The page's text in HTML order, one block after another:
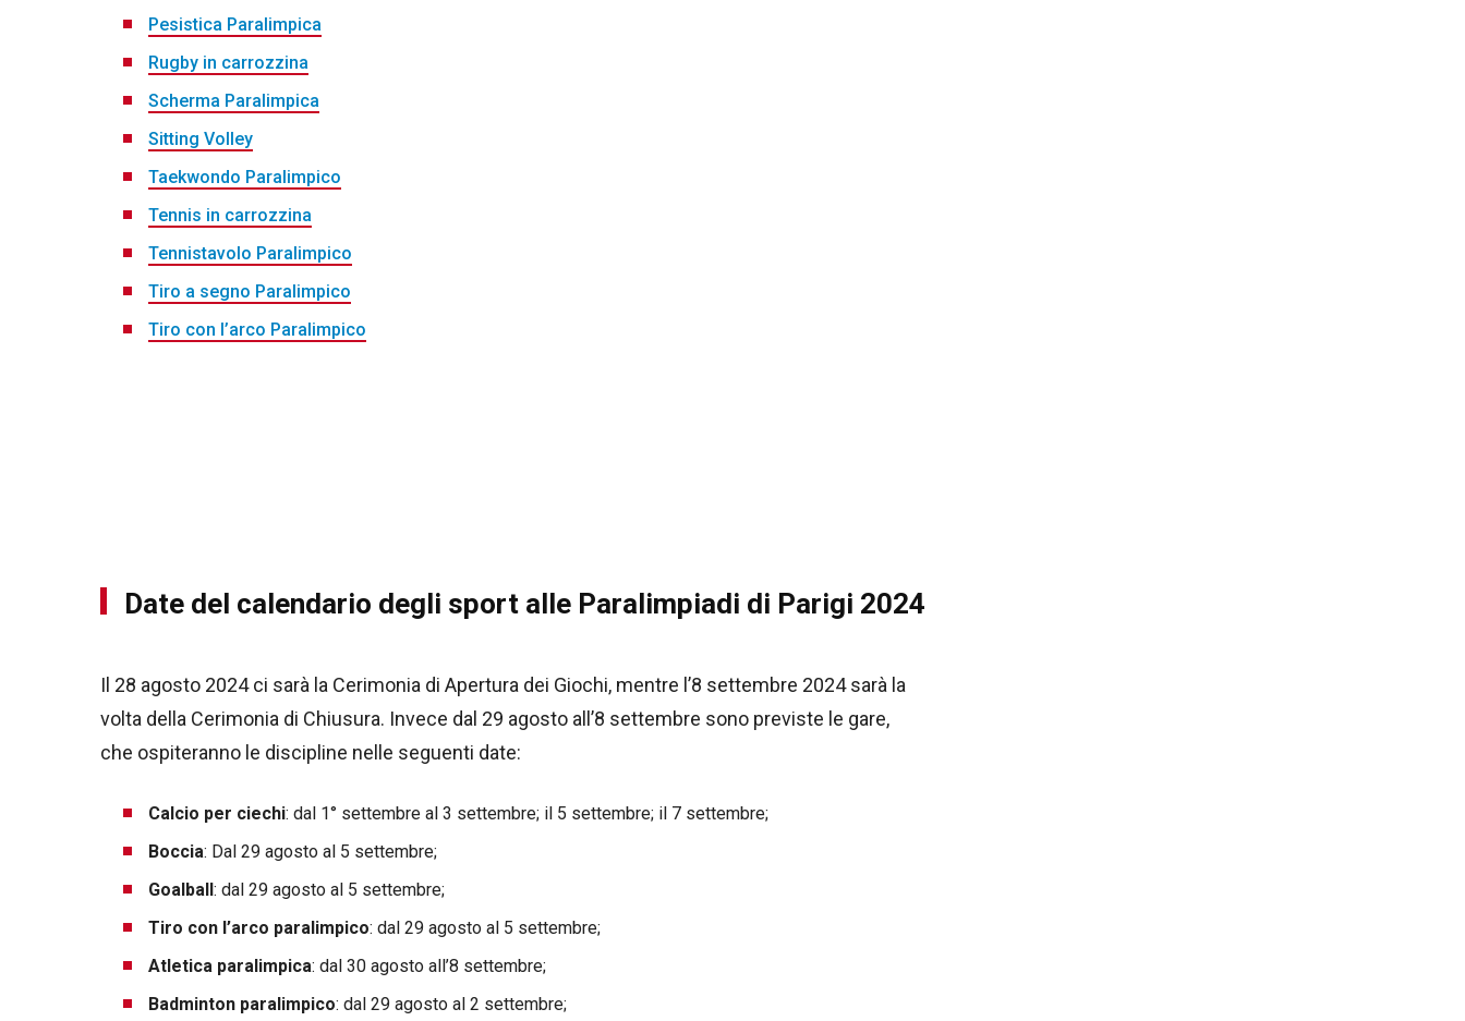
Pesistica Paralimpica
Rugby in carrozzina
Scherma Paralimpica
Sitting Volley
Taekwondo Paralimpico
Tennis in carrozzina
Tennistavolo Paralimpico
Tiro a segno Paralimpico
Tiro con l’arco Paralimpico
Date del calendario degli sport alle Paralimpiadi di Parigi 2024
Il 28 agosto 2024 ci sarà la Cerimonia di Apertura dei Giochi, mentre l’8 settembre 2024 sarà la
volta della Cerimonia di Chiusura. Invece dal 29 agosto all’8 settembre sono previste le gare,
che ospiteranno le discipline nelle seguenti date:
Calcio per ciechi: dal 1° settembre al 3 settembre; il 5 settembre; il 7 settembre;
Boccia: Dal 29 agosto al 5 settembre;
Goalball: dal 29 agosto al 5 settembre;
Tiro con l’arco paralimpico: dal 29 agosto al 5 settembre;
Atletica paralimpica: dal 30 agosto all’8 settembre;
Badminton paralimpico: dal 29 agosto al 2 settembre;